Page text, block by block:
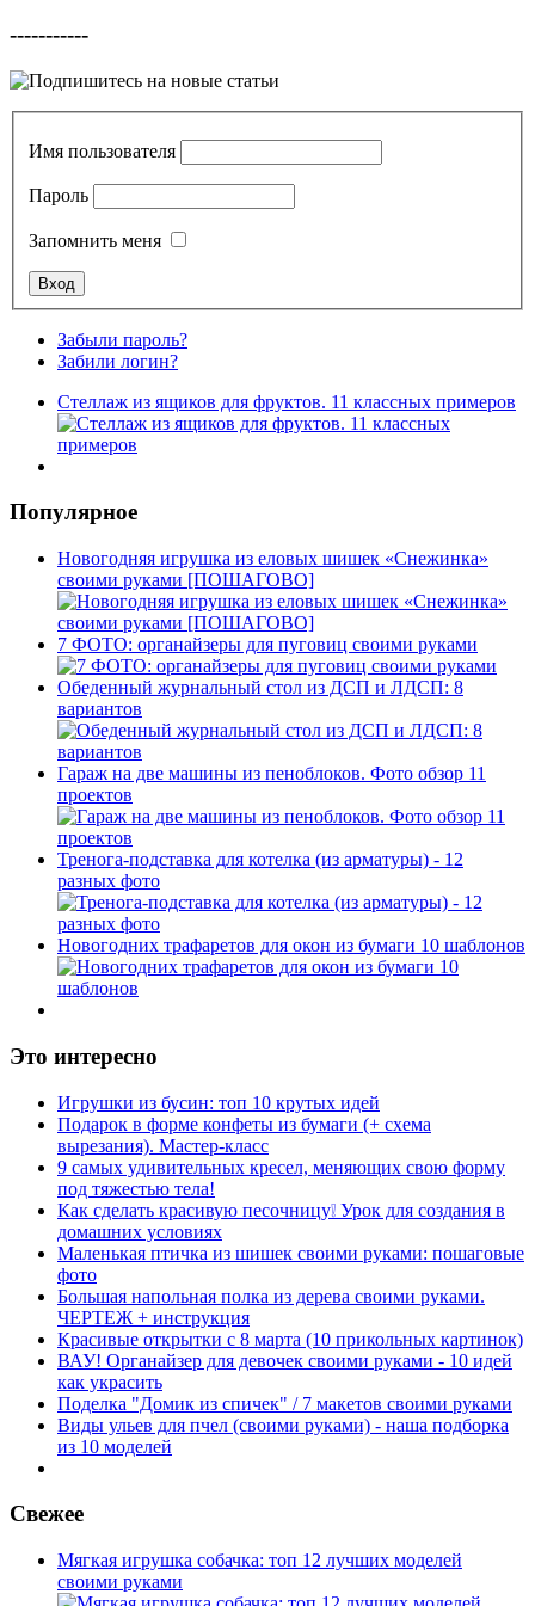
-----------
Имя пользователя
Пароль
Запомнить меня
Забыли пароль?
Забили логин?
Стеллаж из ящиков для фруктов. 11 классных примеров
Популярное
Новогодняя игрушка из еловых шишек «Снежинка»
своими руками [ПОШАГОВО]
7 ФОТО: органайзеры для пуговиц своими руками
Обеденный журнальный стол из ДСП и ЛДСП: 8
вариантов
Гараж на две машины из пеноблоков. Фото обзор 11
проектов
Тренога-подставка для котелка (из арматуры) - 12
разных фото
Новогодних трафаретов для окон из бумаги 10 шаблонов
Это интересно
Игрушки из бусин: топ 10 крутых идей
Подарок в форме конфеты из бумаги (+ схема
вырезания). Мастер-класс
9 самых удивительных кресел, меняющих свою форму
под тяжестью тела!
Как сделать красивую песочницу❕ Урок для создания в
домашних условиях
Маленькая птичка из шишек своими руками: пошаговые
фото
Большая напольная полка из дерева своими руками.
ЧЕРТЕЖ + инструкция
Красивые открытки с 8 марта (10 прикольных картинок)
ВАУ! Органайзер для девочек своими руками - 10 идей
как украсить
Поделка "Домик из спичек" / 7 макетов своими руками
Виды ульев для пчел (своими руками) - наша подборка
из 10 моделей
Свежее
Мягкая игрушка собачка: топ 12 лучших моделей
своими руками